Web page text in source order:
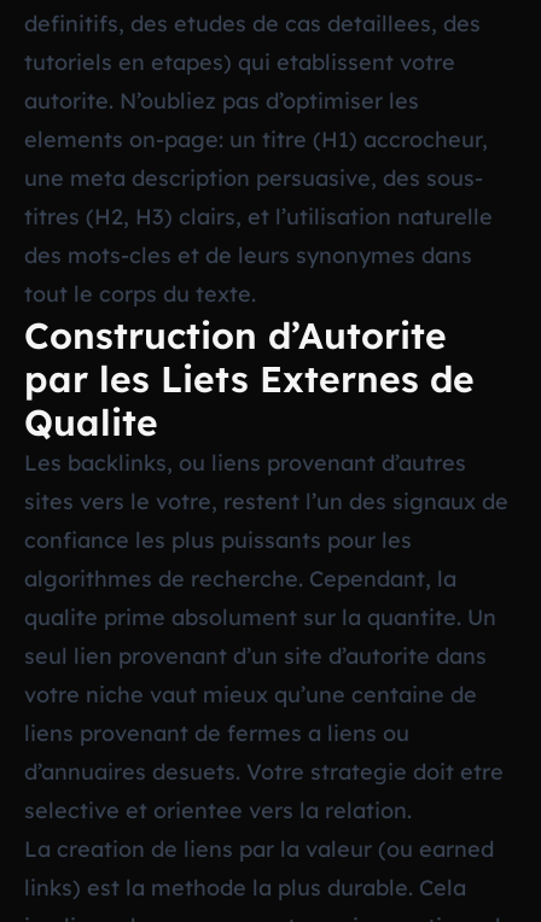
definitifs, des etudes de cas detaillees, des
tutoriels en etapes) qui etablissent votre
autorite. N’oubliez pas d’optimiser les
elements on-page: un titre (H1) accrocheur,
une meta description persuasive, des sous-
titres (H2, H3) clairs, et l’utilisation naturelle
des mots-cles et de leurs synonymes dans
tout le corps du texte.
Construction d’Autorite
par les Liets Externes de
Qualite
Les backlinks, ou liens provenant d’autres
sites vers le votre, restent l’un des signaux de
confiance les plus puissants pour les
algorithmes de recherche. Cependant, la
qualite prime absolument sur la quantite. Un
seul lien provenant d’un site d’autorite dans
votre niche vaut mieux qu’une centaine de
liens provenant de fermes a liens ou
d’annuaires desuets. Votre strategie doit etre
selective et orientee vers la relation.
La creation de liens par la valeur (ou earned
links) est la methode la plus durable. Cela